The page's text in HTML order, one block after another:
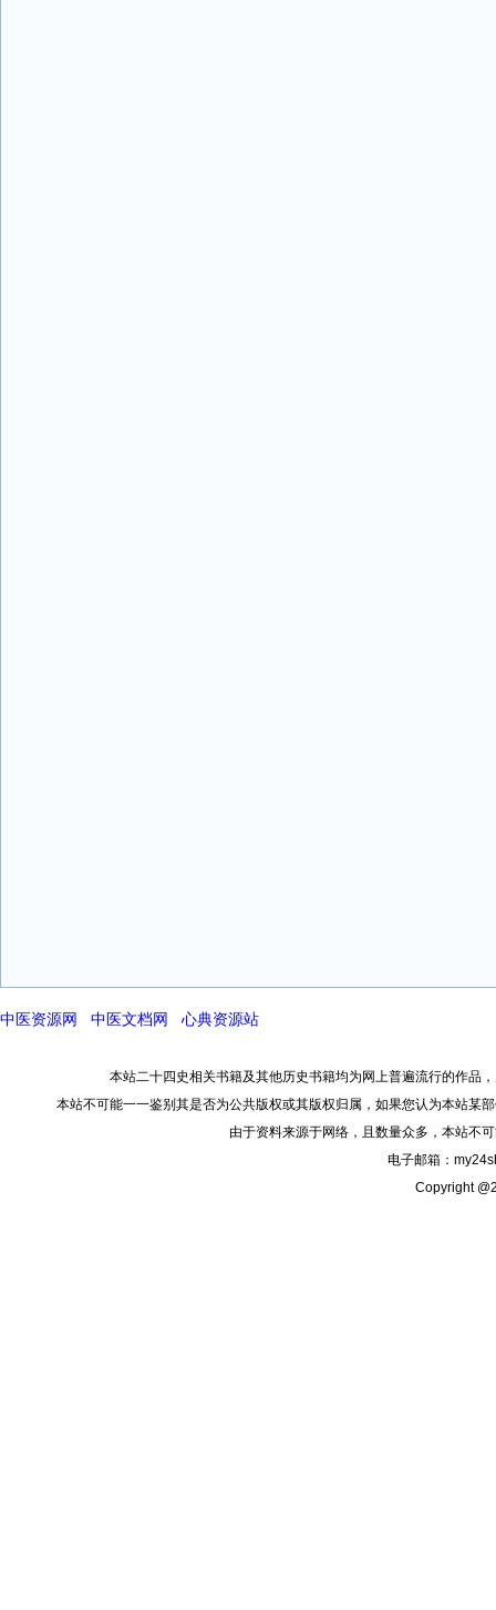
中医资源网 中医文档网 心典资源站
本站二十四史相关书籍及其他历史书籍均为网上普遍流行的作品
本站不可能一一鉴别其是否为公共版权或其版权归属，如果您认为本站某
由于资料来源于网络，且数量众多，本站不
电子邮箱：
Copyright